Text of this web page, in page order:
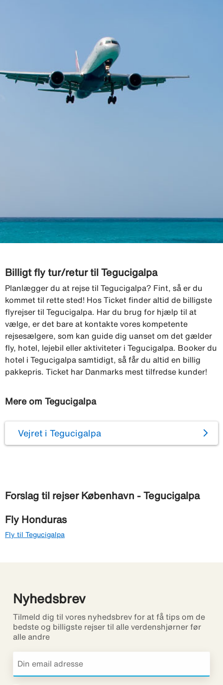
Billigt fly tur/retur til Tegucigalpa
Planlægger du at rejse til Tegucigalpa? Fint, så er du
kommet til rette sted! Hos Ticket finder altid de billigste
flyrejser til Tegucigalpa. Har du brug for hjælp til at
vælge, er det bare at kontakte vores kompetente
rejsesælgere, som kan guide dig uanset om det gælder
fly, hotel, lejebil eller aktiviteter i Tegucigalpa. Booker du
hotel i Tegucigalpa samtidigt, så får du altid en billig
pakkepris. Ticket har Danmarks mest tilfredse kunder!
Mere om Tegucigalpa
Vejret i Tegucigalpa
Forslag til rejser København - Tegucigalpa
Fly Honduras
Fly til Tegucigalpa
Nyhedsbrev
Tilmeld dig til vores nyhedsbrev for at få tips om de
bedste og billigste rejser til alle verdenshjørner før
alle andre